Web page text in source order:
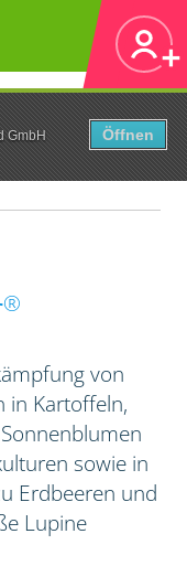
GmbH
Öffnen
®
von
in Kartoffeln,
sowie in
Erdbeeren und
Lupine